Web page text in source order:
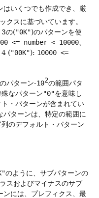
はいくつでも作成でき、厳
クスに基づいています。
3の("0K")のパターンを使
<= number < 10000
4 ("00K"): 10000 <=
パターン-102の範囲パタ
なパターン"0"を意味し
・パターンが含まれてい
パターンは、特定の範囲に
のデフォルト・パターン
のように、サブパターンの
スおよびマイナスのサブ
ンには、プレフィクス、最